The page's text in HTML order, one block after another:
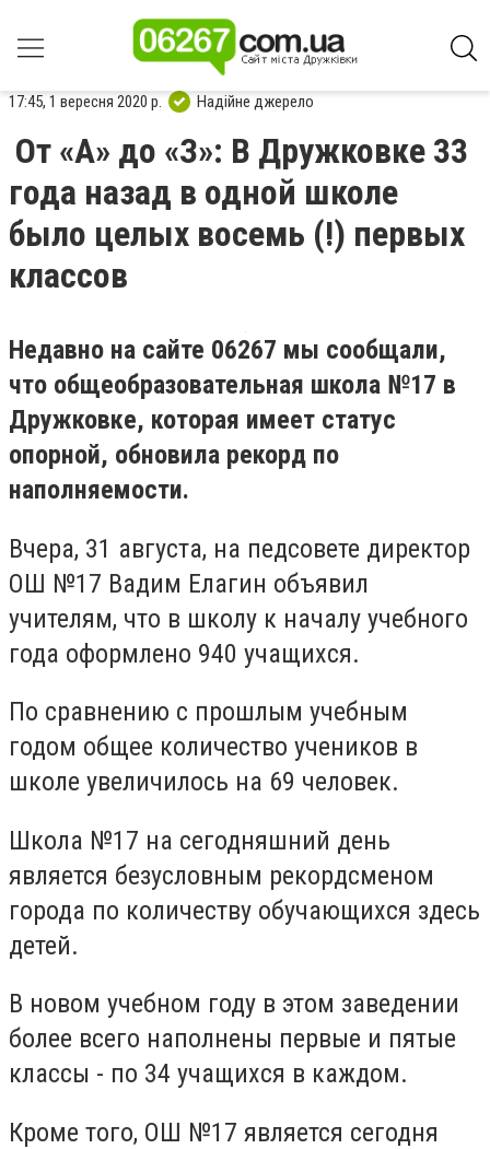
17:45, 1 вересня 2020 р. Надійне джерело
От «А» до «З»: В Дружковке 33
года назад в одной школе
было целых восемь (!) первых
классов
Недавно на сайте 06267 мы сообщали,
что общеобразовательная школа №17 в
Дружковке, которая имеет статус
опорной, обновила рекорд по
наполняемости.
Вчера, 31 августа, на педсовете директор
ОШ №17 Вадим Елагин объявил
учителям, что в школу к началу учебного
года оформлено 940 учащихся.
По сравнению с прошлым учебным
годом общее количество учеников в
школе увеличилось на 69 человек.
Школа №17 на сегодняшний день
является безусловным рекордсменом
города по количеству обучающихся здесь
детей.
В новом учебном году в этом заведении
более всего наполнены первые и пятые
классы - по 34 учащихся в каждом.
Кроме того, ОШ №17 является сегодня